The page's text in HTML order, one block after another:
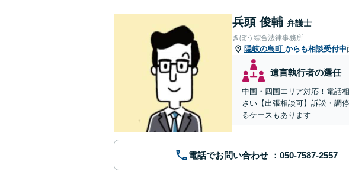
兵頭 俊輔 弁護士
きぼう綜合法律事務所
隠岐の島町 からも相談受付中
遺言執行者の選任
中国・四国エリア対応！電話
さい【出張相談可】訴訟・調
るケースもあります
電話でお問い合わせ